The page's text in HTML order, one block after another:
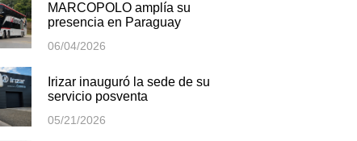
MARCOPOLO amplía su
presencia en Paraguay
06/04/2026
Irizar inauguró la sede de su
servicio posventa
05/21/2026